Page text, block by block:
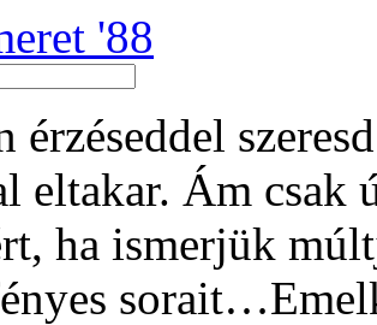
'88
érzéseddel
eltakar. Ám csak
ha ismerjük